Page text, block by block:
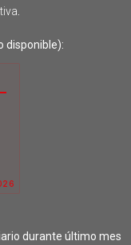
disponible):
durante último mes